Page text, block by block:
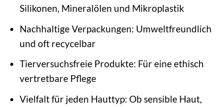
Silikonen, Mineralölen und Mikroplastik
Nachhaltige Verpackungen: Umweltfreundlich
und oft recycelbar
Tierversuchsfreie Produkte: Für eine ethisch
vertretbare Pflege
Vielfalt für jeden Hauttyp: Ob sensible Haut,